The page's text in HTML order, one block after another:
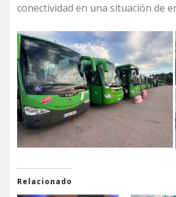
conectividad en una situación de
Relacionado